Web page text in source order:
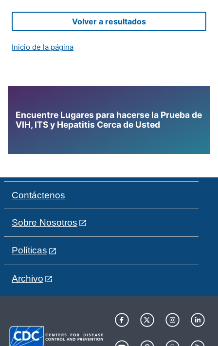
Volver a resultados
Inicio de la página
Encuentre Lugares para hacerse la Prueba de
VIH, ITS y Hepatitis Cerca de Usted
Contáctenos
Sobre Nosotros
Políticas
Archivo